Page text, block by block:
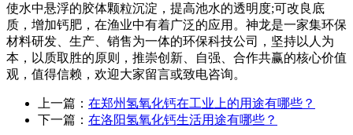
使水中悬浮的胶体颗粒沉淀，提高池水的透明度;可改良底
质，增加钙肥，在渔业中有着广泛的应用。神龙是一家集环保
材料研发、生产、销售为一体的环保科技公司，坚持以人为
本，以质取胜的原则，推崇创新、自强、合作共赢的核心价值
观，值得信赖，欢迎大家留言或致电咨询。
上一篇： 在郑州氢氧化钙在工业上的用途有哪些？
下一篇： 在洛阳氢氧化钙生活用途有哪些？